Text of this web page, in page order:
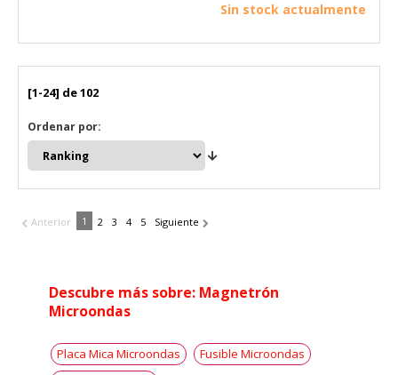
Sin stock actualmente
[1-24] de 102
Ordenar por:
Anterior 1 2 3 4 5 Siguiente
Descubre más sobre: Magnetrón
Microondas
Placa Mica Microondas
Fusible Microondas